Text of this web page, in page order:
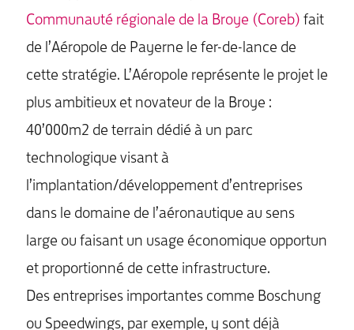
Communauté régionale de la Broye (Coreb) fait
de l’Aéropole de Payerne le fer-de-lance de
cette stratégie. L’Aéropole représente le projet le
plus ambitieux et novateur de la Broye :
40’000m2 de terrain dédié à un parc
technologique visant à
l’implantation/développement d’entreprises
dans le domaine de l’aéronautique au sens
large ou faisant un usage économique opportun
et proportionné de cette infrastructure.
Des entreprises importantes comme Boschung
ou Speedwings, par exemple, y sont déjà